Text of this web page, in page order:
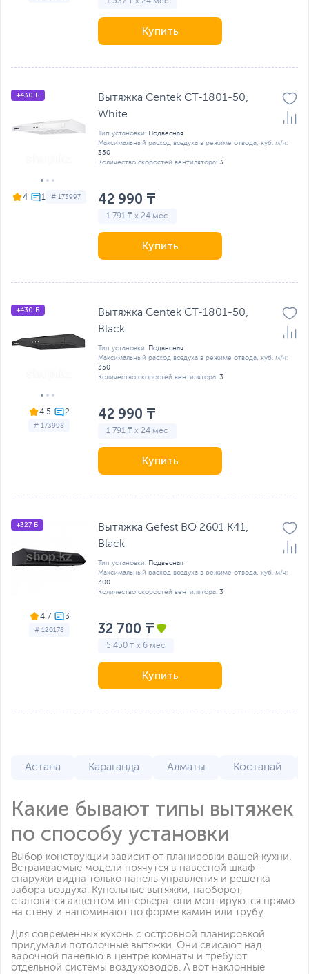
Купить
4 # 173997
+430 Б
Вытяжка Centek CT-1801-50,
White
Тип установки: Подвесная
Максимальный расход воздуха в режиме отвода, куб. м/ч:
350
Количество скоростей вентилятора: 3
42 990 ₸
1 791 ₸ x 24 мес
Купить
4.5
# 173998
+430 Б
Вытяжка Centek CT-1801-50,
Black
Тип установки: Подвесная
Максимальный расход воздуха в режиме отвода, куб. м/ч:
350
Количество скоростей вентилятора: 3
42 990 ₸
1 791 ₸ x 24 мес
Купить
4.7
# 120178
+327 Б
Вытяжка Gefest ВО 2601 К41,
Black
Тип установки: Подвесная
Максимальный расход воздуха в режиме отвода, куб. м/ч:
300
Количество скоростей вентилятора: 3
32 700 ₸
5 450 ₸ x 6 мес
Купить
Астана Караганда Алматы Костанай
Какие бывают типы вытяжек
по способу установки
Выбор конструкции зависит от планировки вашей кухни.
Встраиваемые модели прячутся в навесной шкаф -
снаружи видна только панель управления и решетка
забора воздуха. Купольные вытяжки, наоборот,
становятся акцентом интерьера: они монтируются прямо
на стену и напоминают по форме камин или трубу.
Для современных кухонь с островной планировкой
придумали потолочные вытяжки. Они свисают над
варочной панелью в центре комнаты и требуют
отдельной системы воздуховодов. А вот наклонные